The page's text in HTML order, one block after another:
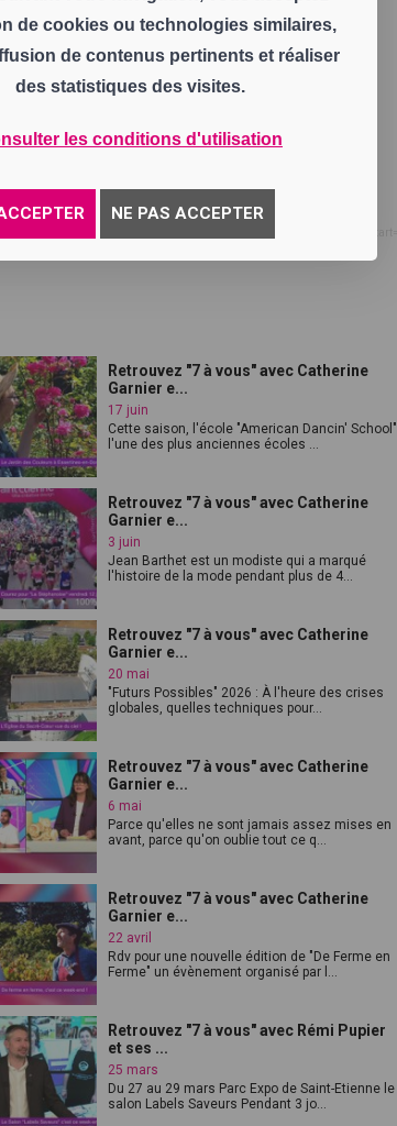
de cookies ou technologies similaires,
de contenus pertinents et réaliser
des statistiques des visites.
les conditions d'utilisation
NE PAS ACCEPTER
Garnier
et donne la
vous" vous
à 14h45 /
Retrouvez "7 à vous" avec Catherine
Garnier e...
17 juin
Cette saison, l'école "American Dancin' School"
l'une des plus anciennes écoles ...
Retrouvez "7 à vous" avec Catherine
Garnier e...
3 juin
Jean Barthet est un modiste qui a marqué
l'histoire de la mode pendant plus de 4...
Retrouvez "7 à vous" avec Catherine
Garnier e...
20 mai
"Futurs Possibles" 2026 : À l'heure des crises
globales, quelles techniques pour...
Retrouvez "7 à vous" avec Catherine
Garnier e...
6 mai
Parce qu'elles ne sont jamais assez mises en
avant, parce qu'on oublie tout ce q...
Retrouvez "7 à vous" avec Catherine
Garnier e...
22 avril
Rdv pour une nouvelle édition de "De Ferme en
Ferme" un évènement organisé par l...
Retrouvez "7 à vous" avec Rémi Pupier
et ses ...
25 mars
Du 27 au 29 mars Parc Expo de Saint-Etienne le
salon Labels Saveurs Pendant 3 jo...